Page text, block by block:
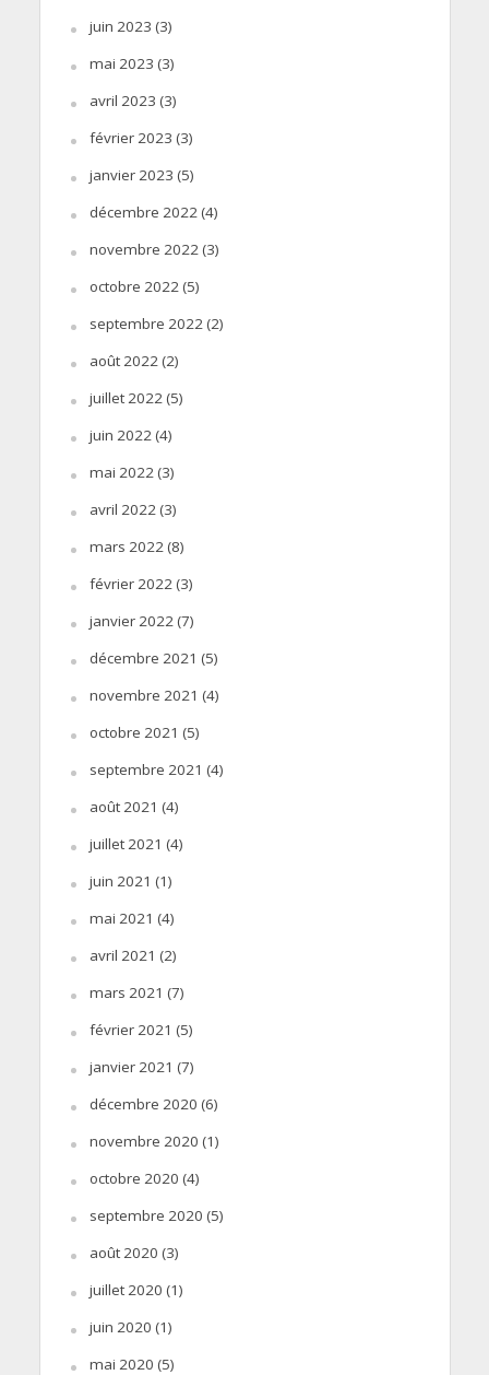
juin 2023 (3)
mai 2023 (3)
avril 2023 (3)
février 2023 (3)
janvier 2023 (5)
décembre 2022 (4)
novembre 2022 (3)
octobre 2022 (5)
septembre 2022 (2)
août 2022 (2)
juillet 2022 (5)
juin 2022 (4)
mai 2022 (3)
avril 2022 (3)
mars 2022 (8)
février 2022 (3)
janvier 2022 (7)
décembre 2021 (5)
novembre 2021 (4)
octobre 2021 (5)
septembre 2021 (4)
août 2021 (4)
juillet 2021 (4)
juin 2021 (1)
mai 2021 (4)
avril 2021 (2)
mars 2021 (7)
février 2021 (5)
janvier 2021 (7)
décembre 2020 (6)
novembre 2020 (1)
octobre 2020 (4)
septembre 2020 (5)
août 2020 (3)
juillet 2020 (1)
juin 2020 (1)
mai 2020 (5)